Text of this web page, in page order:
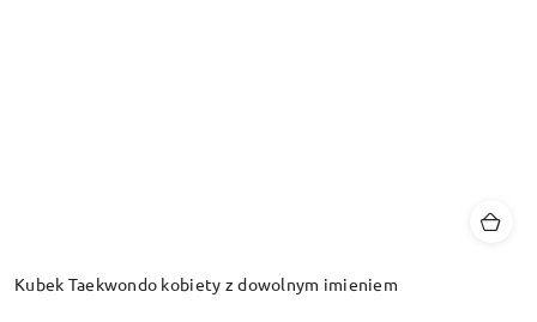
Kubek Taekwondo kobiety z dowolnym imieniem